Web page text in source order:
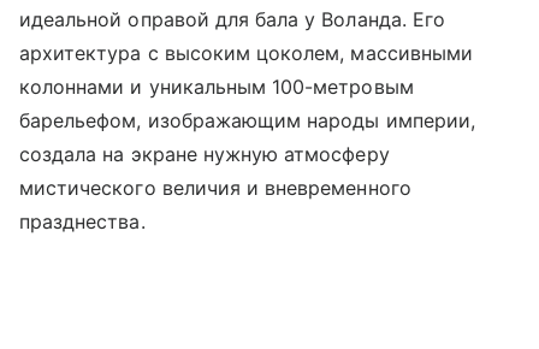
идеальной оправой для бала у Воланда. Его
архитектура с высоким цоколем, массивными
колоннами и уникальным 100-метровым
барельефом, изображающим народы империи,
создала на экране нужную атмосферу
мистического величия и вневременного
празднества.